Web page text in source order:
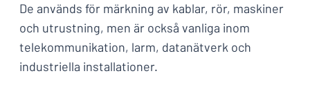
De används för märkning av kablar, rör, maskiner
och utrustning, men är också vanliga inom
telekommunikation, larm, datanätverk och
industriella installationer.